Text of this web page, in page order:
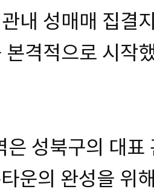
내 성매매 집결
본격적으로 시작
은 성북구의 대
운의 완성을 위